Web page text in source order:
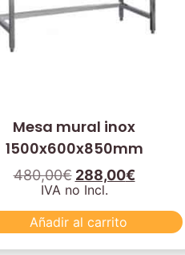
Mesa mural inox
1500x600x850mm
480,00€ 288,00€
IVA no Incl.
Añadir al carrito